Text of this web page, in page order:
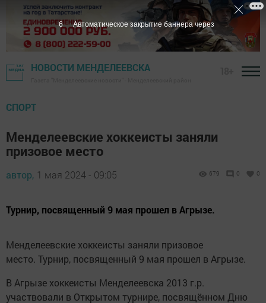
НОВОСТИ МЕНДЕЛЕЕВСКА
СПОРТ
Менделеевские хоккеисты заняли
призовое место
автор, 1 мая 2024 - 09:05 679 0 0
Турнир, посвященный 9 мая прошел в Агрызе.
Менделеевские хоккеисты заняли призовое
место. Турнир, посвященный 9 мая прошел в Агрызе.
В Агрызе хоккеисты Менделеевска 2013 г.р.
участвовали в Открытом турнире, посвящённом Дню
5 Автоматическое закрытие баннера через